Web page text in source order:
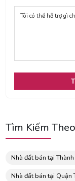
Tìm Kiếm
Nhà đất bán tại
Nhà đất bán tại Quận